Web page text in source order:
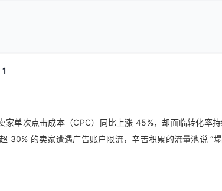
1
单次点击成本（CPC）同比上涨 45%，却面临转化率
30% 的卖家遭遇广告账户限流，辛苦积累的流量池说 “